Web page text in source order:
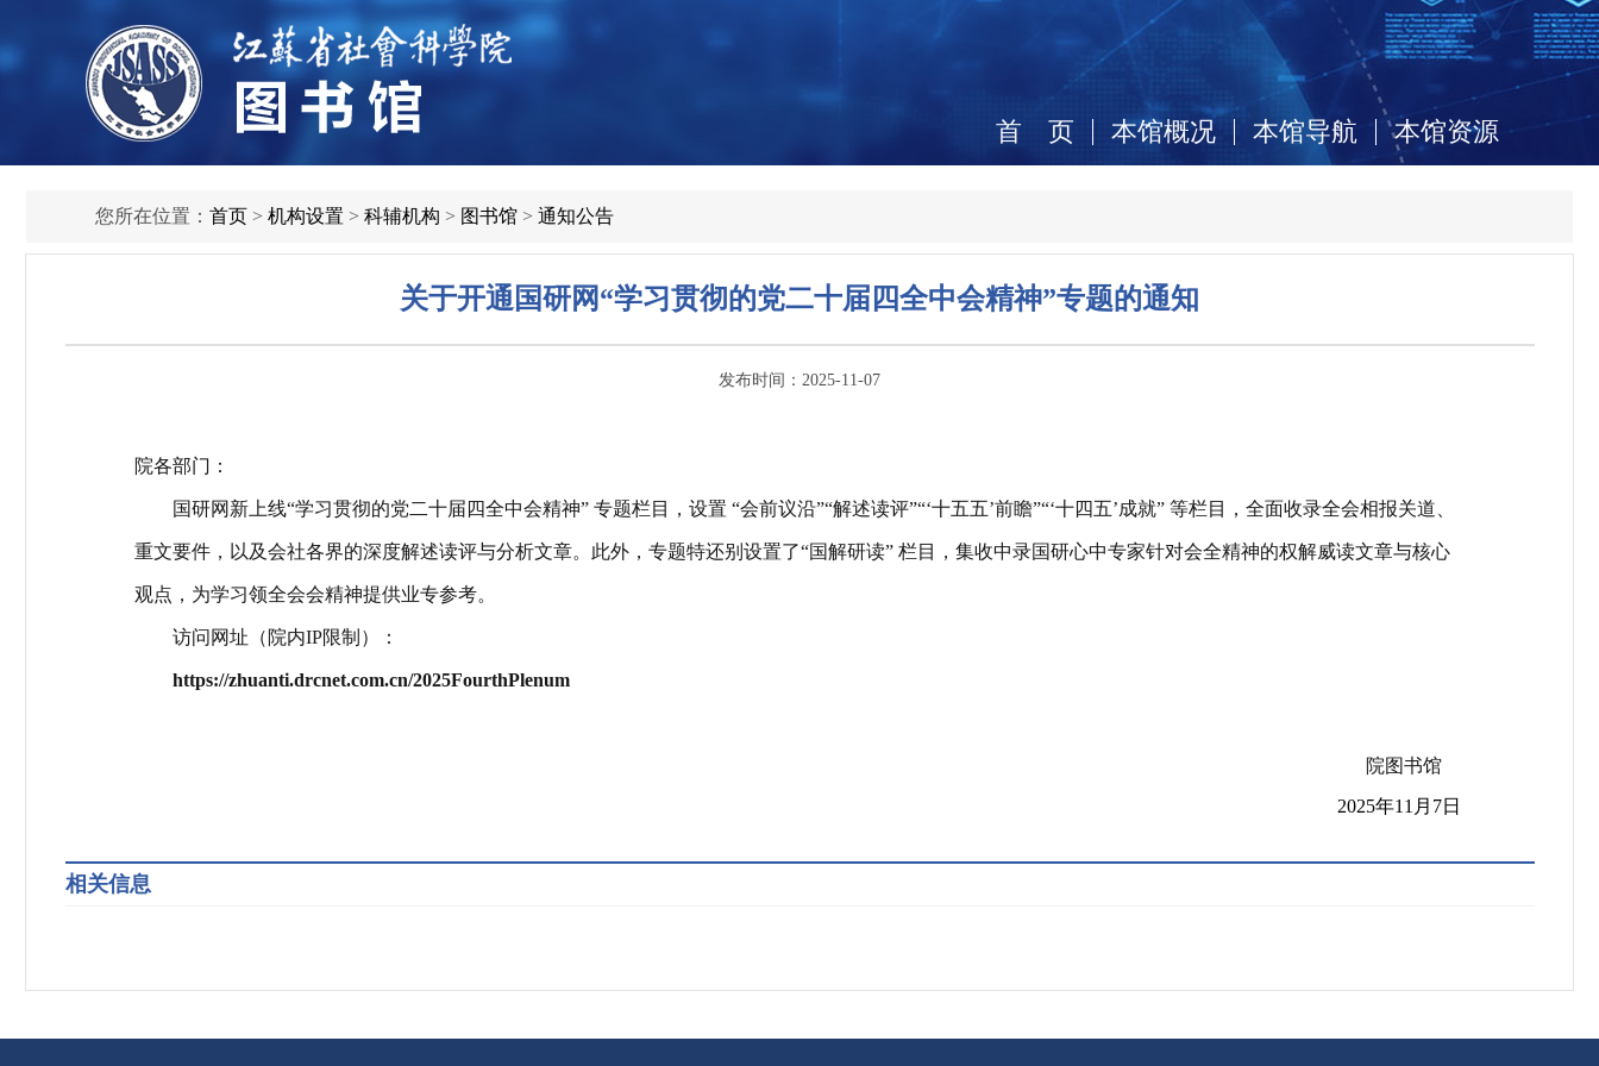
首 页 本馆概况 本馆导航 本馆资源
您所在位置： 首页 > 机构设置 > 科辅机构 > 图书馆 > 通知公告
关于开通国研网“学习贯彻的党二十届四全中会精神”专题的通知
发布时间：2025-11-07
院各部门：
国研网新上线“学习贯彻的党二十届四全中会精神” 专题栏目，设置 “会前议沿”“解述读评”“‘十五五’前瞻”“‘十四五’成就” 等栏目，全面收录全会相报关道、
重文要件，以及会社各界的深度解述读评与分析文章。此外，专题特还别设置了“国解研读” 栏目，集收中录国研心中专家针对会全精神的权解威读文章与核心
观点，为学习领全会会精神提供业专参考。
访问网址（院内IP限制）：
https://zhuanti.drcnet.com.cn/2025FourthPlenum
院图书馆
2025年11 月 7日
相关信息